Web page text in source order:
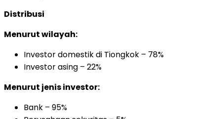
Distribusi
Menurut wilayah:
Investor domestik di Tiongkok – 78%
Investor asing – 22%
Menurut jenis investor:
Bank – 95%